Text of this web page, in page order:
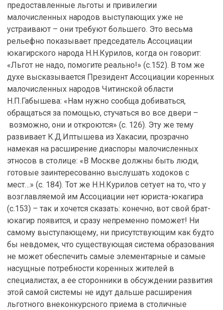
предоставленные льготы и привилегии
малочисленных народов выступающих уже не
устраивают – они требуют большего. Это весьма
рельефно показывает председатель Ассоциации
юкагирского народа Н.Н.Курилов, когда он говорит:
«Льгот не надо, помогите реально!» (с.152). В том же
духе высказывается Президент Ассоциации коренных
малочисленных народов Читинской области
Н.П.Габышева: «Нам нужно сообща добиваться,
обращаться за помощью, стучаться во все двери –
возможно, они и откроются» (с. 126). Эту же тему
развивает К.Д.Иптышева из Хакасии, прозрачно
намекая на расширение диаспоры малочисленных
этносов в столице: «В Москве должны быть люди,
готовые заинтересованно выслушать ходоков с
мест…» (с. 184). Тот же Н.Н.Курилов сетует на то, что у
возглавляемой им Ассоциации нет юриста-юкагира
(с.153) – так и хочется сказать: конечно, вот свой брат-
юкагир появится, и сразу непременно поможет! Ни
самому выступающему, ни присутствующим как будто
бы невдомек, что существующая система образования
не может обеспечить самые элементарные и самые
насущные потребности коренных жителей в
специалистах, а ее сторонники в обсуждении развития
этой самой системы не идут дальше расширения
льготного внеконкурсного приема в столичные